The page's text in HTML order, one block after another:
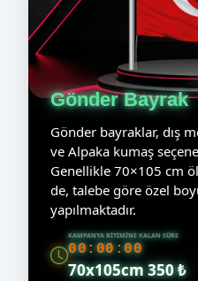
Gönder Bayrak
Gönder bayraklar, dış
ve Alpaka kumaş
Genellikle 70×105 cm
de, talebe göre özel
yapılmaktadır.
KAMPANYA BITIMINE KALAN SÜRE
00:00:00
70x105cm 350 ₺